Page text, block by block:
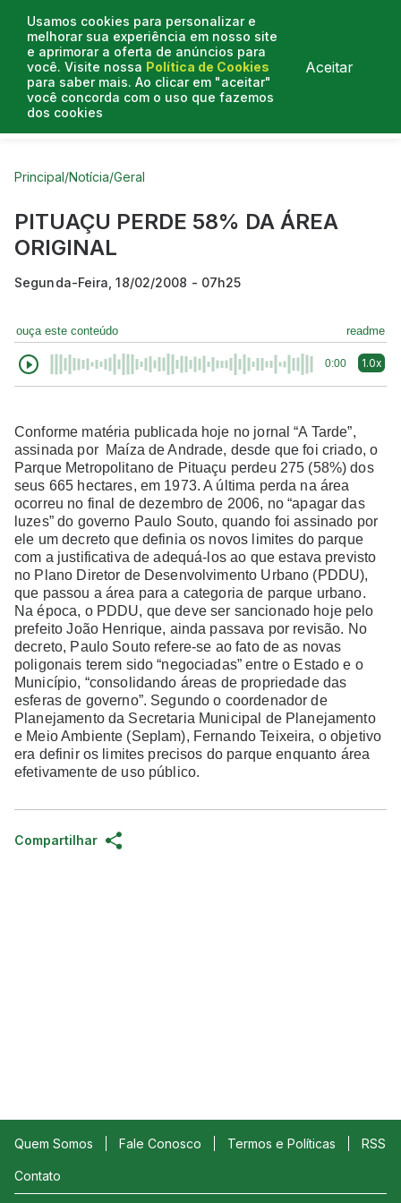
Usamos cookies para personalizar e
melhorar sua experiência em nosso site
e aprimorar a oferta de anúncios para
você. Visite nossa Política de Cookies
para saber mais. Ao clicar em "aceitar"
você concorda com o uso que fazemos
dos cookies
Aceitar
Curtas do Poder
Principal/Notícia/Geral
PITUAÇU PERDE 58% DA ÁREA
ORIGINAL
Segunda-Feira, 18/02/2008 - 07h25
ouça este conteúdo readme
0:00 1.0x
Conforme matéria publicada hoje no jornal “A Tarde”,
assinada por Maíza de Andrade, desde que foi criado, o
Parque Metropolitano de Pituaçu perdeu 275 (58%) dos
seus 665 hectares, em 1973. A última perda na área
ocorreu no final de dezembro de 2006, no “apagar das
luzes” do governo Paulo Souto, quando foi assinado por
ele um decreto que definia os novos limites do parque
com a justificativa de adequá-los ao que estava previsto
no Plano Diretor de Desenvolvimento Urbano (PDDU),
que passou a área para a categoria de parque urbano.
Na época, o PDDU, que deve ser sancionado hoje pelo
prefeito João Henrique, ainda passava por revisão. No
decreto, Paulo Souto refere-se ao fato de as novas
poligonais terem sido “negociadas” entre o Estado e o
Município, “consolidando áreas de propriedade das
esferas de governo”. Segundo o coordenador de
Planejamento da Secretaria Municipal de Planejamento
e Meio Ambiente (Seplam), Fernando Teixeira, o objetivo
era definir os limites precisos do parque enquanto área
efetivamente de uso público.
Compartilhar
Quem Somos Fale Conosco Termos e Políticas RSS
Contato